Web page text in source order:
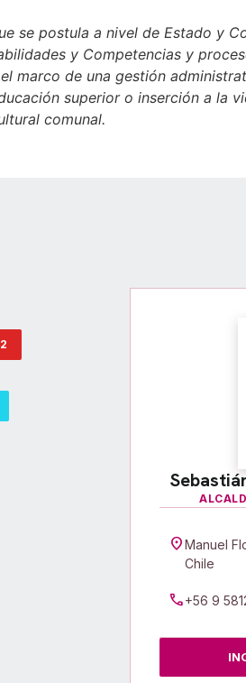
se postula a nivel de Estado y
y Competencias y
marco de una gestión
superior o inserción a la
comunal.
location_onManuel
Chile
call+56 9